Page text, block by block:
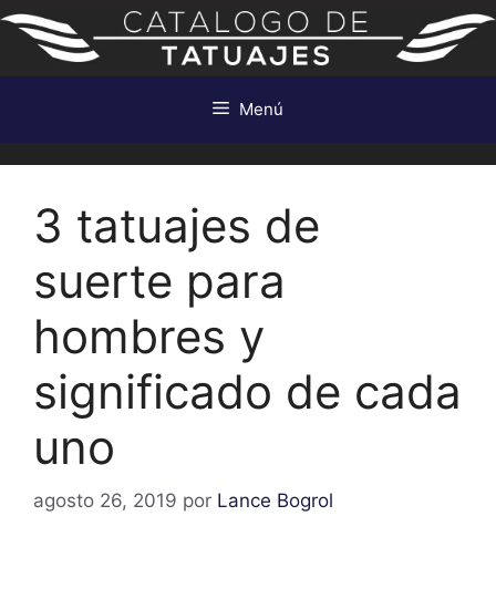
Saltar
contenido
Menú
3 tatuajes de
suerte para
hombres y
significado de cada
uno
agosto 26, 2019 por Lance Bogrol